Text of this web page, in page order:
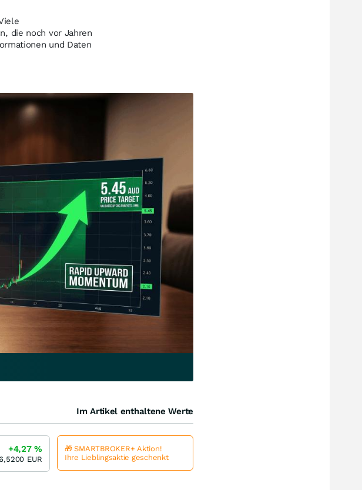
die noch vor Jahren
und Daten
Im Artikel enthaltene Werte
+4,27%
6,5200 EUR
🎁 SMARTBROKER+ Aktion!
Ihre Lieblingsaktie geschenkt